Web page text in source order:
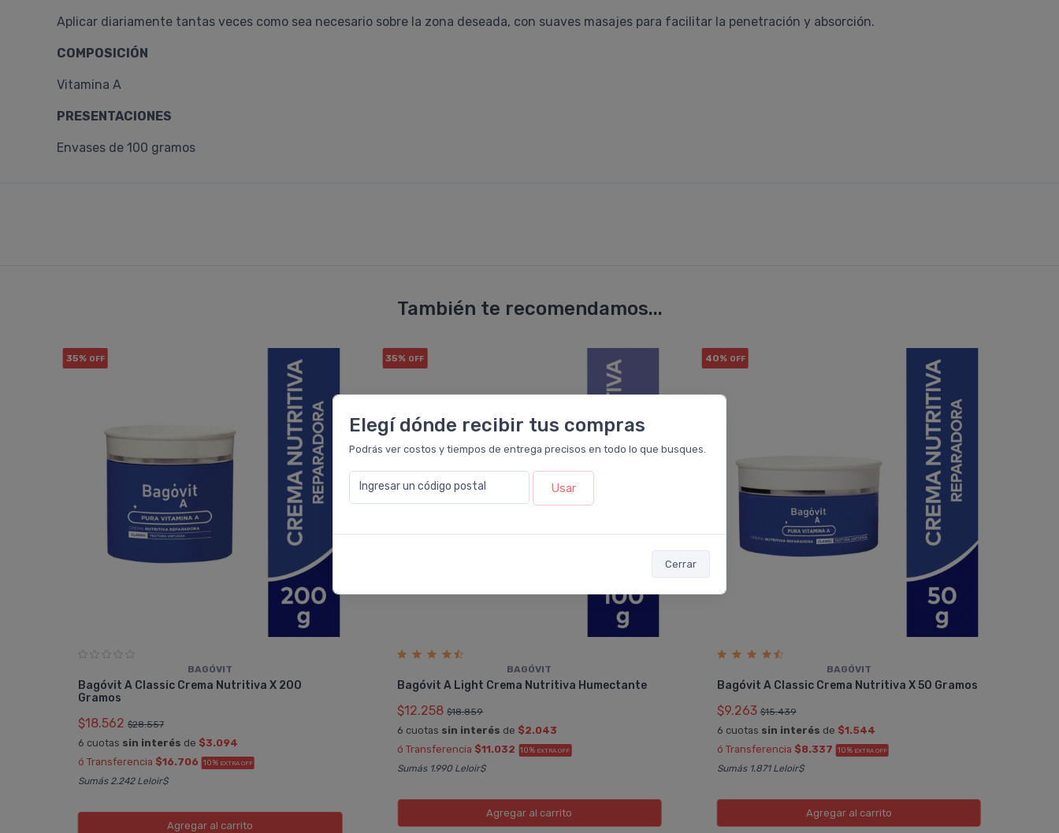
Elegí dónde recibir tus compras
Podrás ver costos y tiempos de entrega precisos en todo lo que busques.
Ingresar un código postal Usar
Cerrar
Aplicar diariamente tantas veces como sea necesario sobre la zona deseada, con suaves masajes para facilitar la penetración y absorción.
COMPOSICIÓN
Vitamina A
PRESENTACIONES
Envases de 100 gramos
También te recomendamos...
35% OFF
BAGÓVIT
Bagóvit A Classic Crema Nutritiva X 200
Gramos
$18.562 $28.557
6 cuotas sin interés de $3.094
ó Transferencia $16.706 10% EXTRA OFF
Sumás 2.242 Leloir$
Agregar al carrito
35% OFF
BAGÓVIT
Bagóvit A Light Crema Nutritiva Humectante
$12.258 $18.859
6 cuotas sin interés de $2.043
ó Transferencia $11.032 10% EXTRA OFF
Sumás 1.990 Leloir$
Agregar al carrito
40% OFF
BAGÓVIT
Bagóvit A Classic Crema Nutritiva X 50 Gramos
$9.263 $15.439
6 cuotas sin interés de $1.544
ó Transferencia $8.337 10% EXTRA OFF
Sumás 1.871 Leloir$
Agregaral carrito